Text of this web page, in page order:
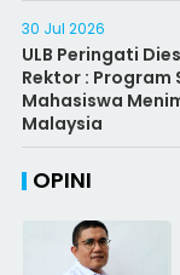
30 Jul 2026
ULB Peringati
Rektor :
Mahasiswa
Malaysia
OPINI